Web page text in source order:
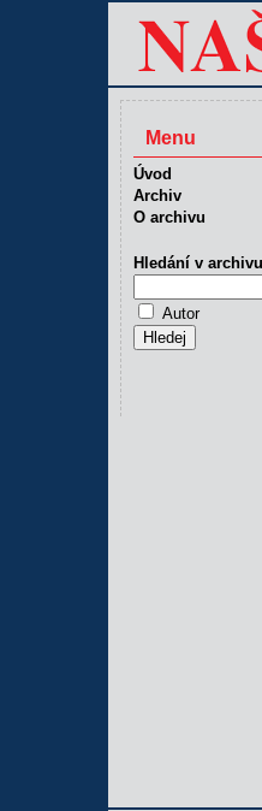
Menu
Úvod
Archiv
O archivu
Hledání v
Autor